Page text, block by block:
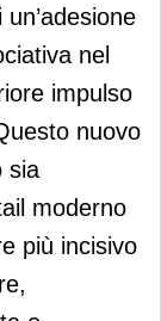
nel
impulso
nuovo
sia
moderno
più incisivo